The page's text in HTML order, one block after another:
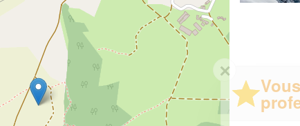
✕
Vous êtes un
professionnel ?